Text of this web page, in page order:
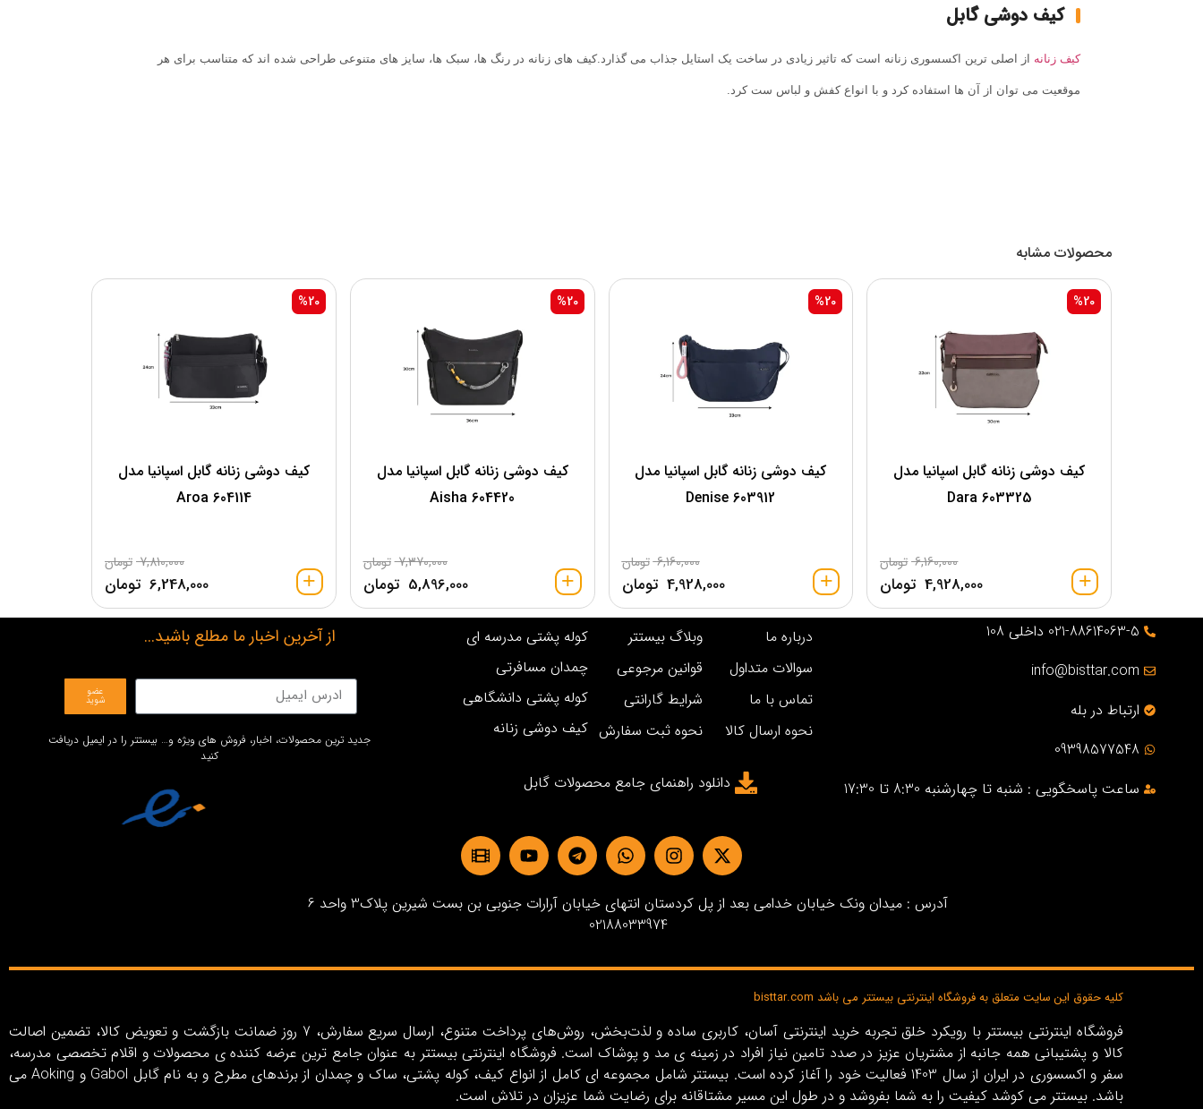
کیف دوشی گابل
کیف زنانه از اصلی ترین اکسسوری زنانه است که تاثیر زیادی در ساخت یک استایل جذاب می گذارد.کیف های زنانه در رنگ ها، سبک ها، سایز های متنوعی طراحی شده اند که متناسب برای هر
موقعیت می توان از آن ها استفاده کرد و با انواع کفش و لباس ست کرد.
محصولات مشابه
کیف دوشی زنانه گابل اسپانیا مدل
603325 Dara
%20
6,160,000 تومان
4,928,000 تومان
کیف دوشی زنانه گابل اسپانیا مدل
603912 Denise
%20
6,160,000 تومان
4,928,000 تومان
کیف دوشی زنانه گابل اسپانیا مدل
604420 Aisha
%20
7,370,000 تومان
5,896,000 تومان
کیف دوشی زنانه گابل اسپانیا مدل
604114 Aroa
%20
7,810,000 تومان
6,248,000 تومان
021-88614063-5 داخلی 108
info@bisttar.com
ارتباط در بله
09398577548
ساعت پاسخگویی : شنبه تا چهارشنبه 8:30 تا 17:30
درباره ما
سوالات متداول
تماس با ما
نحوه ارسال کالا
وبلاگ بیستتر
قوانین مرجوعی
شرایط گارانتی
نحوه ثبت سفارش
کوله پشتی مدرسه ای
چمدان مسافرتی
کوله پشتی دانشگاهی
کیف دوشی زنانه
دانلود راهنمای جامع محصولات گابل
از آخرین اخبار ما مطلع باشید...
عضو
شوید
جدید ترین محصولات، اخبار، فروش های ویژه و… بیستتر را در ایمیل دریافت
کنید
آدرس : میدان ونک خیابان خدامی بعد از پل کردستان انتهای خیابان آرارات جنوبی بن بست شیرین پلاک3 واحد 6
02188033974
کلیه حقوق این سایت متعلق به فروشگاه اینترنتی بیستتر می باشد bisttar.com
فروشگاه اینترنتی بیستتر با رویکرد خلق تجربه خرید اینترنتی آسان، کاربری ساده و لذت‌بخش، روش‌های پرداخت متنوع، ارسال سریع سفارش، 7 روز ضمانت بازگشت و تعویض کالا، تضمین اصالت
کالا و پشتیبانی همه جانبه از مشتریان عزیز در صدد تامین نیاز افراد در زمینه‌ ی مد و پوشاک است. فروشگاه اینترنتی بیستتر به عنوان جامع ترین عرضه کننده ی محصولات و اقلام تخصصی مدرسه،
سفر و اکسسوری در ایران از سال 1403 فعالیت خود را آغاز کرده است. بیستتر شامل مجموعه ای کامل از انواع کیف، کوله پشتی، ساک و چمدان از برندهای مطرح و به نام گابل Gabol و Aoking می
باشد. بیستتر می کوشد کیفیت را به شما بفروشد و در طول این مسیر مشتاقانه برای رضایت شما عزیزان در تلاش است.